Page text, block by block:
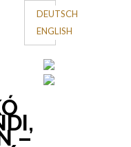
DEUTSCH
ENGLISH